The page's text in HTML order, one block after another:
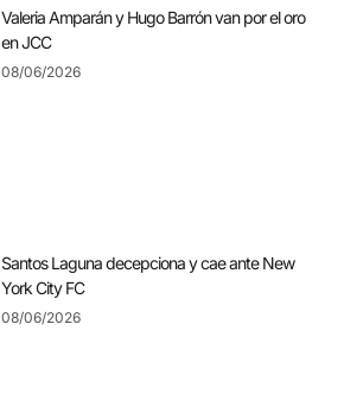
Valeria Amparán y Hugo Barrón van por el oro
en JCC
08/06/2026
Santos Laguna decepciona y cae ante New
York City FC
08/06/2026